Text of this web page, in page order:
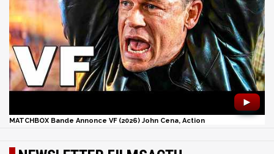
►
MATCHBOX Bande Annonce VF (2026) John Cena, Action